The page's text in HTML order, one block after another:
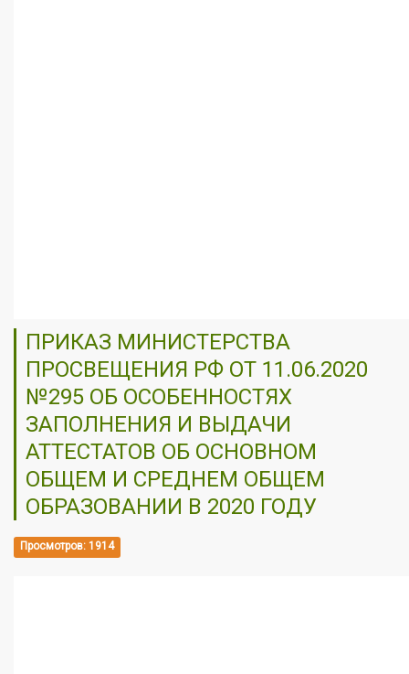
ПРИКАЗ МИНИСТЕРСТВА
ПРОСВЕЩЕНИЯ РФ ОТ 11.06.2020
№295 ОБ ОСОБЕННОСТЯХ
ЗАПОЛНЕНИЯ И ВЫДАЧИ
АТТЕСТАТОВ ОБ ОСНОВНОМ
ОБЩЕМ И СРЕДНЕМ ОБЩЕМ
ОБРАЗОВАНИИ В 2020 ГОДУ
Просмотров: 1914